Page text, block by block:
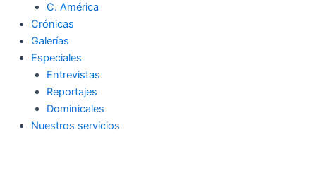
C. América
Crónicas
Galerías
Especiales
Entrevistas
Reportajes
Dominicales
Nuestros servicios